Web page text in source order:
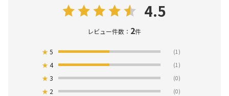
4.5
レビュー件数： 2件
★5 (1)
★4 (1)
★3 (0)
★ 2 (0)